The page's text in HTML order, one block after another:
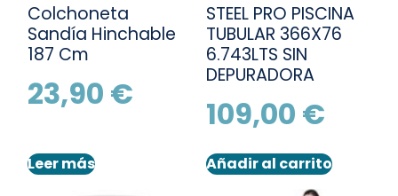
Colchoneta
Sandía Hinchable
187 Cm
23,90 €
Leer más
STEEL PRO PISCINA
TUBULAR 366X76
6.743LTS SIN
DEPURADORA
109,00 €
Añadir al carrito